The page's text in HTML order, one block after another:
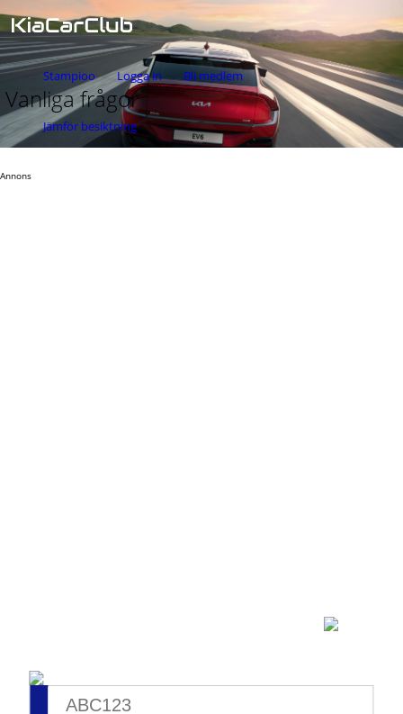
Stampioo Logga in Bli medlem
Jämför besiktning
Vanliga frågor
Annons